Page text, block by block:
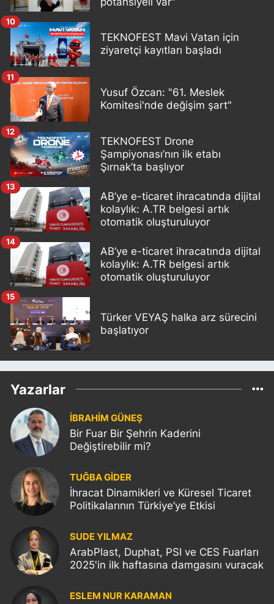
TEKNOFEST Mavi Vatan için
ziyaretçi kayıtları başladı
10
Yusuf Özcan: "61. Meslek
Komitesi'nde değişim şart"
11
TEKNOFEST Drone
Şampiyonası’nın ilk etabı
Şırnak’ta başlıyor
12
AB’ye e-ticaret ihracatında dijital
kolaylık: A.TR belgesi artık
otomatik oluşturuluyor
13
AB’ye e-ticaret ihracatında dijital
kolaylık: A.TR belgesi artık
otomatik oluşturuluyor
14
Türker VEYAŞ halka arz sürecini
başlatıyor
15
Yazarlar
İBRAHİM GÜNEŞ
Bir Fuar Bir Şehrin Kaderini
Değiştirebilir mi?
TUĞBA GİDER
İhracat Dinamikleri ve Küresel Ticaret
Politikalarının Türkiye’ye Etkisi
SUDE YILMAZ
ArabPlast, Duphat, PSI ve CES Fuarları
2025'in ilk haftasına damgasını vuracak
ESLEM NUR KARAMAN